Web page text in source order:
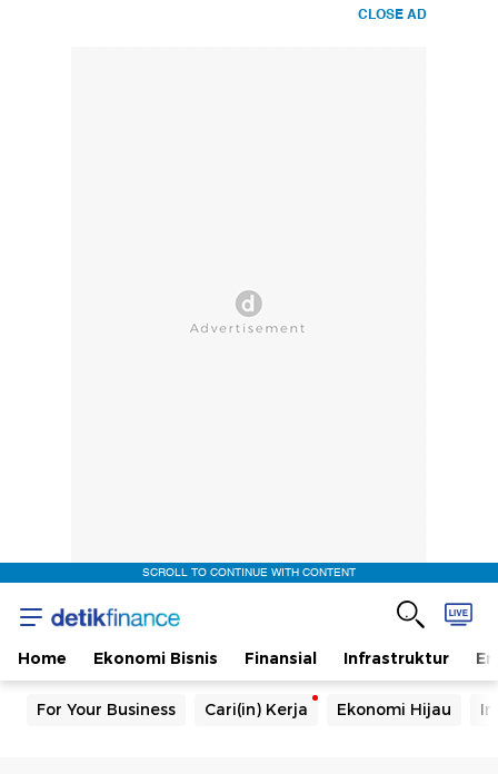
CLOSE AD
SCROLL TO CONTINUE WITH CONTENT
Home Ekonomi Bisnis Finansial Infrastruktur
For Your Business Cari(in) Kerja Ekonomi Hijau